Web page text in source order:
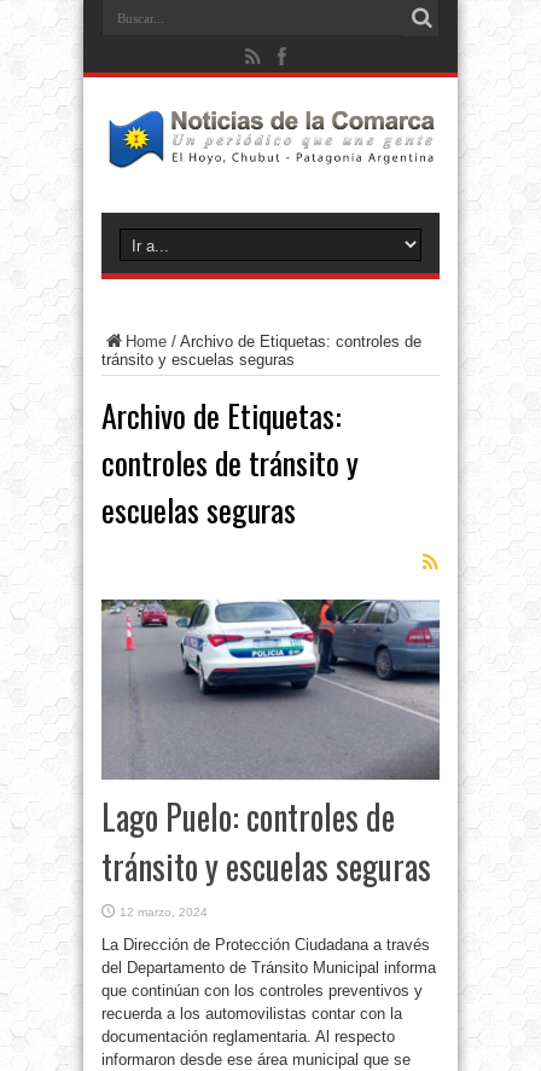
Home / Archivo de Etiquetas: controles de
tránsito y escuelas seguras
Archivo de Etiquetas:
controles de tránsito y
escuelas seguras
Lago Puelo: controles de
tránsito y escuelas seguras
12 marzo, 2024
La Dirección de Protección Ciudadana a través
del Departamento de Tránsito Municipal informa
que continúan con los controles preventivos y
recuerda a los automovilistas contar con la
documentación reglamentaria. Al respecto
informaron desde ese área municipal que se